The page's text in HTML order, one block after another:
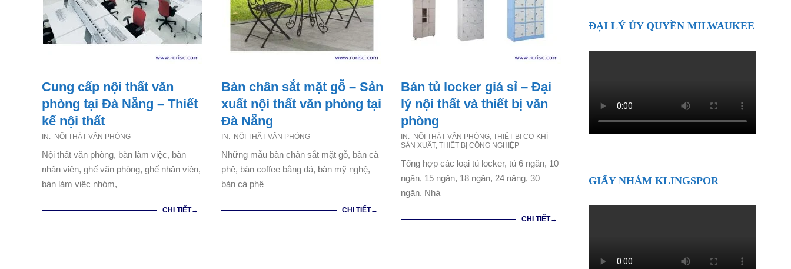
Cung cấp nội thất văn
phòng tại Đà Nẵng – Thiết
kế nội thất
2021-
07-
25
IN: NỘI THẤT VĂN PHÒNG
Nội thất văn phòng, bàn làm việc, bàn
nhân viên, ghế văn phòng, ghế nhân viên,
bàn làm việc nhóm,
CHI TIẾT→
Bàn chân sắt mặt gỗ – Sản
xuất nội thất văn phòng tại
Đà Nẵng
2021-
07-
25
IN: NỘI THẤT VĂN PHÒNG
Những mẫu bàn chân sắt mặt gỗ, bàn cà
phê, bàn coffee bằng đá, bàn mỹ nghệ,
bàn cà phê
CHI TIẾT→
Bán tủ locker giá sỉ – Đại
lý nội thất và thiết bị văn
phòng
2021-
07-
11
IN: NỘI THẤT VĂN PHÒNG, THIẾT BỊ CƠ KHÍ
SẢN XUẤT, THIẾT BỊ CÔNG NGHIỆP
Tổng hợp các loại tủ locker, tủ 6 ngăn, 10
ngăn, 15 ngăn, 18 ngăn, 24 năng, 30
ngăn. Nhà
CHI TIẾT→
ĐẠI LÝ ỦY QUYỀN MILWAUKEE
GIẤY NHÁM KLINGSPOR